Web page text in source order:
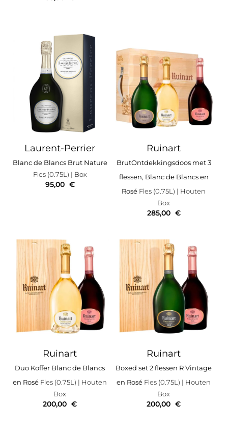
Laurent-Perrier
Blanc de Blancs Brut Nature
Fles (0.75L) | Box
95,00 €
Ruinart
BrutOntdekkingsdoos met 3
flessen, Blanc de Blancs en
Rosé Fles (0.75L) | Houten
Box
285,00 €
Ruinart
Duo Koffer Blanc de Blancs
en Rosé Fles (0.75L) | Houten
Box
200,00 €
Ruinart
Boxed set 2 flessen R Vintage
en Rosé Fles (0.75L) | Houten
Box
200,00 €